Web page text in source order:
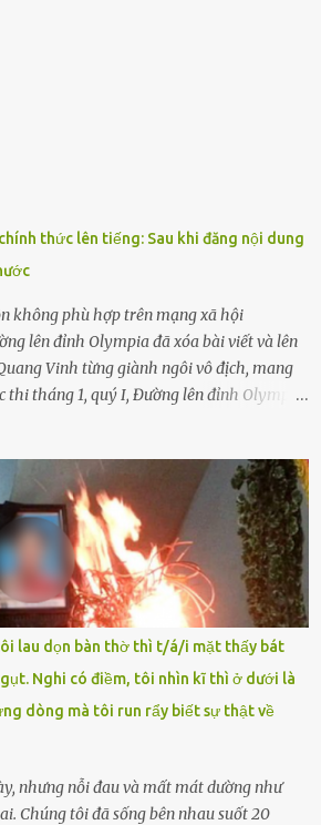
thận. Nếu cháu không nghe lời, cảnh sát
sẽ bỏ lỡ cơ hội và gặp nguy hiểm. Trẻ con
cứ coi trẻ còn nhỏ nên dù có phạm sai
mắng. Nhưng nếu người lớn tuổi
thức lên tiếng: Sau khi đăng nội dung
không phù hợp trên mạng xã hội
lên đỉnh Olympia đã xóa bài viết và lên
Vinh từng giành ngôi vô địch, mang
thi tháng 1, quý I, Đường lên đỉnh Olympia.
bức xúc trong dư luận. Ngay sau đó,
Tất Thành báo cáo xác nhận tài
sinh Chu Ngọc Quang Vinh, lớp 12 Anh
này từng giành ngôi vô địch, mang về
tháng 1, quý I, Đường lên đỉnh Olympia
dục, học sinh Chu Ngọc Quang Vinh đã
bài viết của bản thân trên mạng xã hội
nên đã chủ động gỡ bài viết và đăng bài
cá nhân. Chu Ngọc Quang Vinh làm việc
Đơn vị cung...
lau dọn bàn thờ thì t/á/i mặt thấy bát
Nghi có điềm, tôi nhìn kĩ thì ở dưới là
dòng mà tôi run rẩy biết sự thật về
nhưng nỗi đau và mất mát dường như
Chúng tôi đã sống bên nhau suốt 20